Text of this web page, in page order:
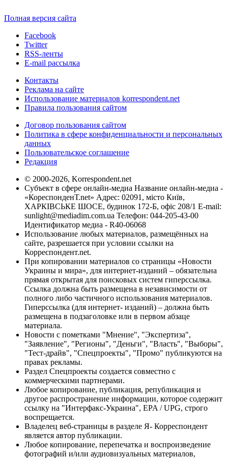
Полная версия сайта
Facebook
Twitter
RSS-ленты
E-mail рассылка
Контакты
Реклама на сайте
Использование материалов korrespondent.net
Правила пользования сайтом
Договор пользования сайтом
Политика в сфере конфиденциальности и персональных
данных
Пользовательское соглашение
Редакция
© 2000-2026, Korrespondent.net
Субъект в сфере онлайн-медиа Название онлайн-медиа -
«КореспонденТ.net» Адрес: 02091, місто Київ,
ХАРКІВСЬКЕ ШОСЕ, будинок 172-Б, офіс 208/1 E-mail:
sunlight@mediadim.com.ua Телефон: 044-205-43-00
Идентификатор медиа - R40-06068
Использование любых материалов, размещённых на
сайте, разрешается при условии ссылки на
Корреспондент.net.
При копировании материалов со страницы «Новости
Украины и мира», для интернет-изданий – обязательна
прямая открытая для поисковых систем гиперссылка.
Ссылка должна быть размещена в независимости от
полного либо частичного использования материалов.
Гиперссылка (для интернет- изданий) – должна быть
размещена в подзаголовке или в первом абзаце
материала.
Новости с пометками "Мнение", "Экспертиза",
"Заявление", "Регионы", "Деньги", "Власть", "Выборы",
"Тест-драйв", "Спецпроекты", "Промо" публикуются на
правах рекламы.
Раздел Спецпроекты создается совместно с
коммерческими партнерами.
Любое копирование, публикация, републикация и
другое распространение информации, которое содержит
ссылку на "Интерфакс-Украина", EPA / UPG, строго
воспрещается.
Владелец веб-страницы в разделе Я- Корреспондент
является автор публикации.
Любое копирование, перепечатка и воспроизведение
фотографий и/или аудиовизуальных материалов,